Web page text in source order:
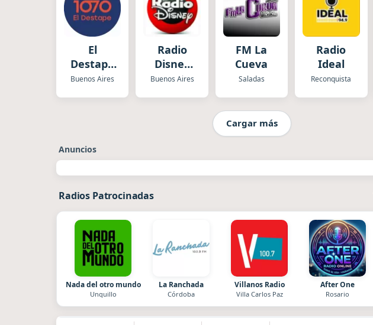
El
Destape
Radio
Buenos Aires
Radio
Disney
Argentina
Buenos Aires
FM La
Cueva
Saladas
Radio
Ideal
Reconquista
Cargar más
Anuncios
Radios Patrocinadas
Nada del otro mundo
Unquillo
La Ranchada
Córdoba
Villanos Radio
Villa Carlos Paz
After One
Rosario